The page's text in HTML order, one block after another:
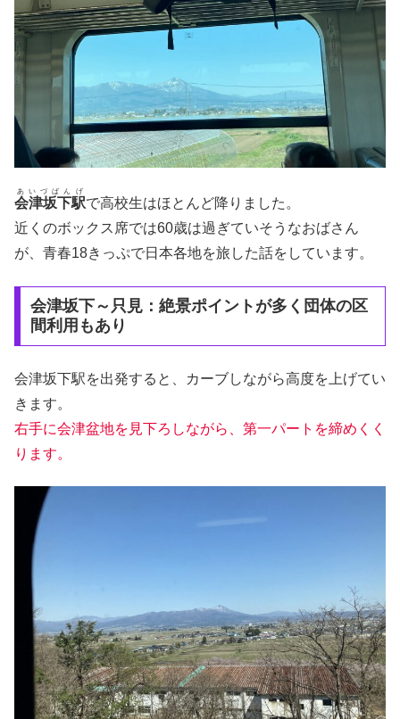
会津坂下駅
あいづばんげ
で高校生はほとんど降りました。
近くのボックス席では60歳は過ぎていそうなおばさん
が、青春18きっぷで日本各地を旅した話をしています。
会津坂下～只見：絶景ポイントが多く団体の区
間利用もあり
会津坂下駅を出発すると、カーブしながら高度を上げてい
きます。
右手に会津盆地を見下ろしながら、第一パートを締めくく
ります。